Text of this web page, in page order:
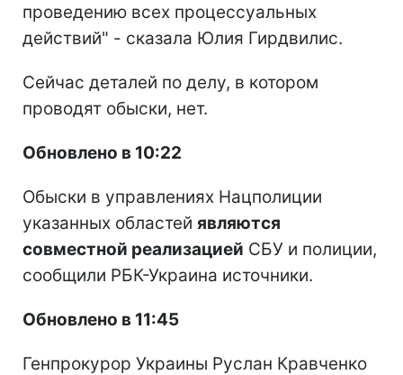
проведению всех процессуальных
действий" - сказала Юлия Гирдвилис.
Сейчас деталей по делу, в котором
проводят обыски, нет.
Обновлено в 10:22
Обыски в управлениях Нацполиции
указанных областей являются
совместной реализацией СБУ и полиции,
сообщили РБК-Украина источники.
Обновлено в 11:45
Генпрокурор Украины Руслан Кравченко